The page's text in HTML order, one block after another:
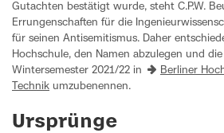
Gutachten bestätigt wurde, steht C.P.W.
Errungenschaften für die
für seinen Antisemitismus. Daher
Hochschule, den Namen abzulegen und
Wintersemester 2021/22 in
Berliner
Technik umzubenennen.
Ursprünge